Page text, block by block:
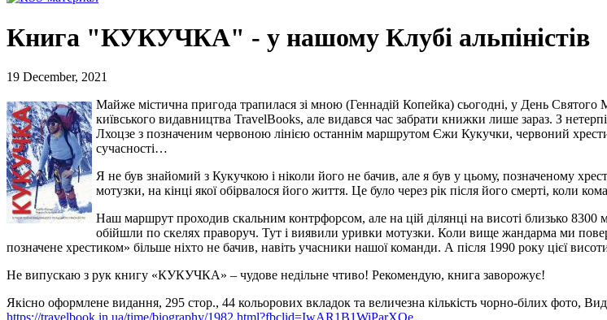
Книга "КУКУЧКА" - у нашому Клубі альпіністів
19 December, 2021
Майже містична пригода трапилася зі мною (Геннадій Копейка) сьогодні, у День
київського видавництва TravelBooks, але видався час забрати книжки лише зараз. З
Лхоцзе з позначеним червоною лінією останнім маршрутом Єжи Кукучки, червоний
сучасності…
Я не був знайомий з Кукучкою і ніколи його не бачив, але я був у цьому, позначеному
мотузки, на кінці якої обірвалося його життя. Це було через рік після його смерті, коли
Наш маршрут проходив скальним контрфорсом, але на цій ділянці на висоті близько
обійшли по скелях праворуч. Тут і виявили уривки мотузки. Коли вище жандарма ми
позначене хрестиком» більше ніхто не бачив, навіть учасники нашої команди. А після 1990 року цієї
Не випускаю з рук книгу «КУКУЧКА» – чудове недільне чтиво! Рекомендую, книга заворожує!
Якісно оформлене видання, 295 стор., 44 кольорових вкладок та величезна кількість чорно-білих фото,